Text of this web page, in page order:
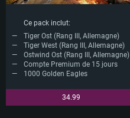
Ce pack inclut:
Tiger Ost (Rang III, Allemagne)
Tiger West (Rang III, Allemagne)
Ostwind Ost (Rang III, Allemagne)
Compte Premium de 15 jours
1000 Golden Eagles
34.99